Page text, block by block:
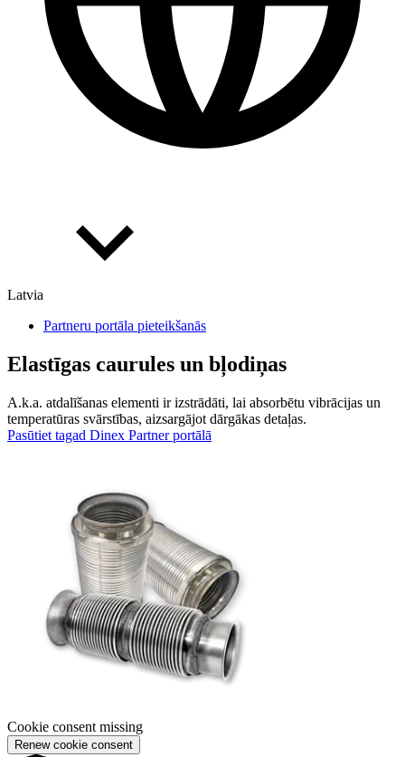
Latvia
Partneru portāla pieteikšanās
Elastīgas caurules un bļodiņas
A.k.a. atdalīšanas elementi ir izstrādāti, lai absorbētu vibrācijas un
temperatūras svārstības, aizsargājot dārgākas detaļas.
Pasūtiet tagad Dinex Partner portālā
Cookie consent missing
Renew cookie consent